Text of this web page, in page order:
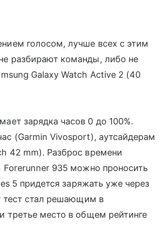
голосом, лучше всех с этим
разбирают команды, либо не
Galaxy Watch Active 2 (40
зарядка часов 0 до 100%.
(Garmin Vivosport), аутсайдерам
42 mm). Разброс времени
Forerunner 935 можно проносить
5 придется заряжать уже через
тест стал решающим в
третье место в общем рейтинге